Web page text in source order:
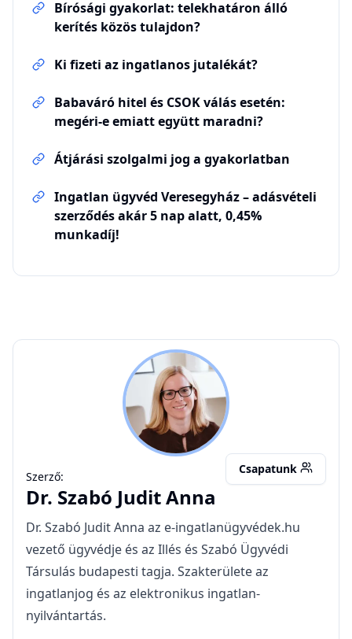
Bírósági gyakorlat: telekhatáron álló
kerítés közös tulajdon?
Ki fizeti az ingatlanos jutalékát?
Babaváró hitel és CSOK válás esetén:
megéri-e emiatt együtt maradni?
Átjárási szolgalmi jog a gyakorlatban
Ingatlan ügyvéd Veresegyház – adásvételi
szerződés akár 5 nap alatt, 0,45%
munkadíj!
SJA
Szerző:
Csapatunk
Dr. Szabó Judit Anna
Dr. Szabó Judit Anna az e-ingatlanügyvédek.hu
vezető ügyvédje és az Illés és Szabó Ügyvédi
Társulás budapesti tagja. Szakterülete az
ingatlanjog és az elektronikus ingatlan-
nyilvántartás.